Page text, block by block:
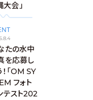
大会」
たの水中
を応募し
！「OM SY
フォト
テスト202